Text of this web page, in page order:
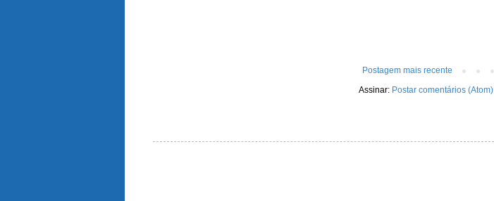
Postagem mais recente
Assinar: Postar comentários (Atom)